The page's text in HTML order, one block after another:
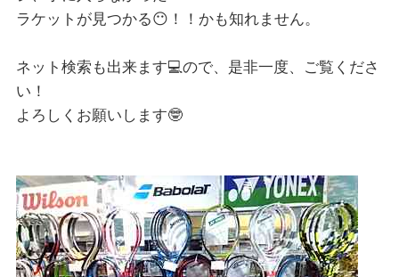
ラケットが見つかる😶！！かも知れません。
ネット検索も出来ます💻ので、是非一度、ご覧くださ
い！
よろしくお願いします🤓